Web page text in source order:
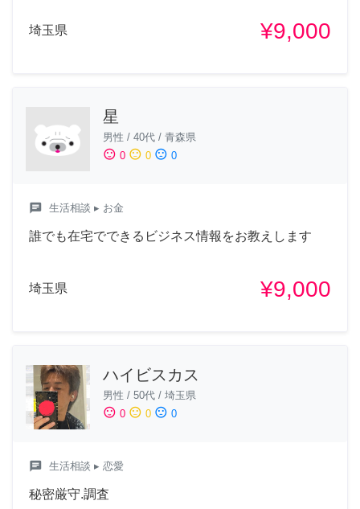
埼玉県 ¥9,000
星
男性 / 40代 / 青森県
sentiment_satisfied 0 sentiment_neutral 0 sentiment_dissatisfied 0
chat 生活相談 ▸ お金
誰でも在宅でできるビジネス情報をお教えします
埼玉県 ¥9,000
ハイビスカス
男性 / 50代 / 埼玉県
sentiment_satisfied 0 sentiment_neutral 0 sentiment_dissatisfied 0
chat 生活相談 ▸ 恋愛
秘密厳守.調査